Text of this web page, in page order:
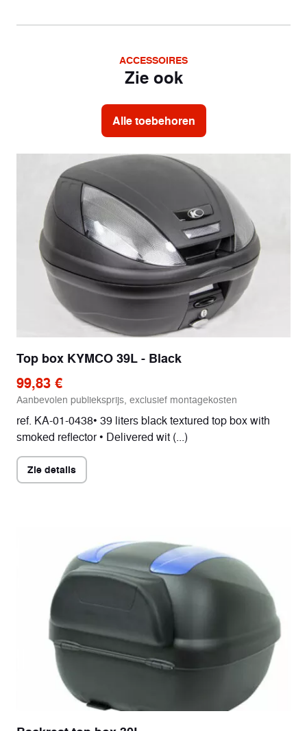
ACCESSOIRES
Zie ook
Alle toebehoren
Top box KYMCO 39L - Black
99,83 €
Aanbevolen publieksprijs, exclusief montagekosten
ref. KA-01-0438• 39 liters black textured top box with
smoked reflector • Delivered wit (...)
Zie details